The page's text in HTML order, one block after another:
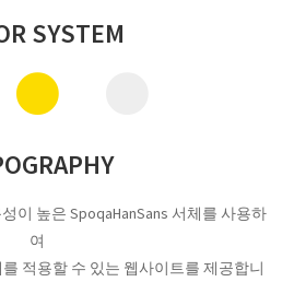
SYSTEM
이 높은 SpoqaHanSans 서체를 사용하
여
적용할 수 있는 웹사이트를 제공합니